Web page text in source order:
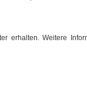
erhalten. Weitere